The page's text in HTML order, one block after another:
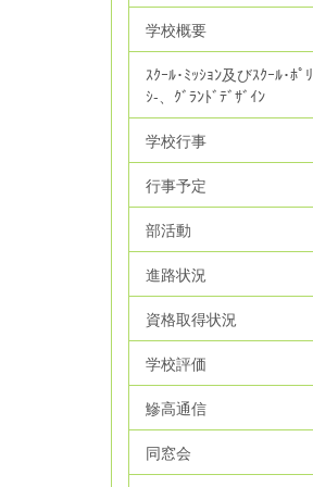
学校概要
ｽｸｰﾙ･ﾐｯｼｮﾝ及びｽｸｰﾙ･ﾎﾟﾘ
ｼ‐、ｸﾞﾗﾝﾄﾞﾃﾞｻﾞｲﾝ
学校行事
行事予定
部活動
進路状況
資格取得状況
学校評価
鰺高通信
同窓会